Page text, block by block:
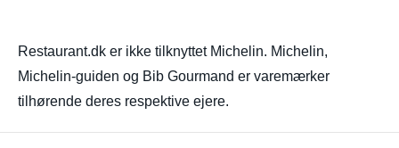
Restaurant.dk er ikke tilknyttet Michelin. Michelin,
Michelin-guiden og Bib Gourmand er varemærker
tilhørende deres respektive ejere.